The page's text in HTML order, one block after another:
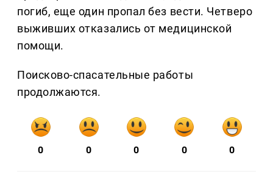
погиб, еще один пропал без вести. Четверо
выживших отказались от медицинской
помощи.
Поисково-спасательные работы
продолжаются.
0 0 0 0 0